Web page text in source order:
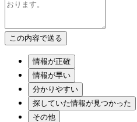
情報が正確
情報が早い
分かりやすい
探していた情報が見つかった
その他